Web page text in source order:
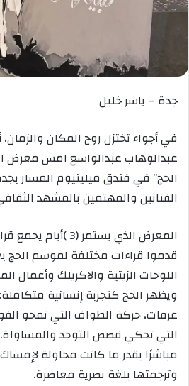
جدة – ياسر خليل
في أجواء تختزل روح المكان
عبدالوهاب عبدالواسع امس معرض
الحج” في فندق ميلينيوم المسار
الفنانين والمهتمين بالمشهد
قدموا قراءات مختلفة لموسم الحج
اللوحات الزيتية والاكريلك وأعمال
ويظهر الحج كتجربة إنسانية
عرفات، حركة الطواف التي تمحو
التي تحكي قصص التوحد والمساواة.
مباشرًا بقدر ما كانت محاولة لإمساك
وترجمتها بلغة بصرية معاصرة.